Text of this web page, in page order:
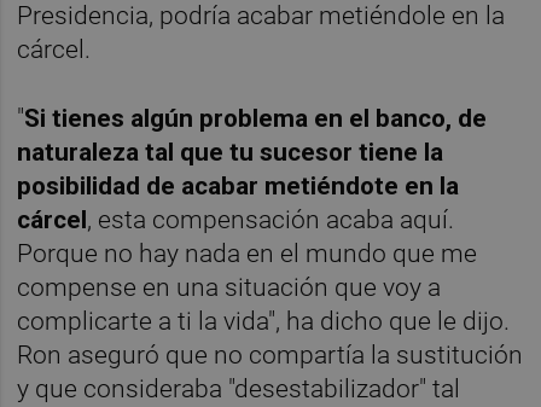
Presidencia, podría acabar metiéndole en la
cárcel.
"Si tienes algún problema en el banco, de
naturaleza tal que tu sucesor tiene la
posibilidad de acabar metiéndote en la
cárcel, esta compensación acaba aquí.
Porque no hay nada en el mundo que me
compense en una situación que voy a
complicarte a ti la vida", ha dicho que le dijo.
Ron aseguró que no compartía la sustitución
y que consideraba "desestabilizador" tal